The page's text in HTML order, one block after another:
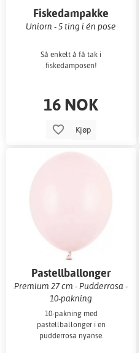
Fiskedampakke
Uniorn - 5 ting i én pose
Så enkelt å få tak i
fiskedamposen!
16 NOK
Kjøp
Pastellballonger
Premium 27 cm - Pudderrosa -
10-pakning
10-pakning med
pastellballonger i en
pudderrosa nyanse.